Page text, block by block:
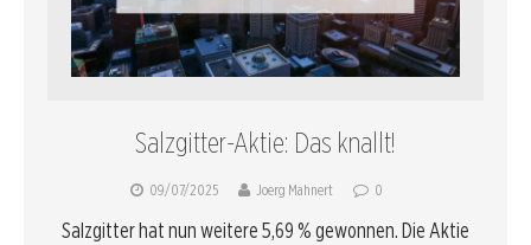
Salzgitter-Aktie: Das knallt!
09/07/2025 Joerg Mahnert 0
Salzgitter hat nun weitere 5,69 % gewonnen. Die Aktie